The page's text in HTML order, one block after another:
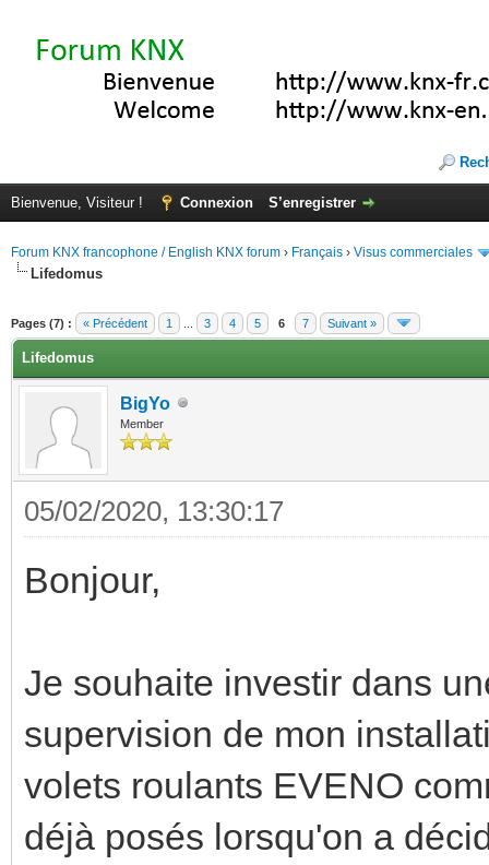
Bienvenue, Visiteur ! Connexion S’enregistrer
Forum KNX francophone / English KNX forum › Français › Visus commerciales
Lifedomus
Pages (7) : « Précédent 1 3 4 5 6 7 Suivant »
Lifedomus
BigYo
Member
05/02/2020, 13:30:17
Bonjour,
Je souhaite investir dans
supervision de mon
volets roulants EVENO
déjà posés lorsqu'on a